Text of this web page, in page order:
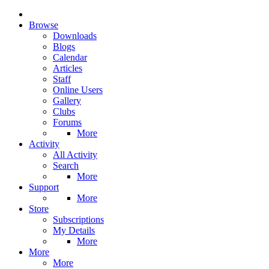
Browse
Downloads
Blogs
Calendar
Articles
Staff
Online Users
Gallery
Clubs
Forums
More
Activity
All Activity
Search
More
Support
More
Store
Subscriptions
My Details
More
More
More